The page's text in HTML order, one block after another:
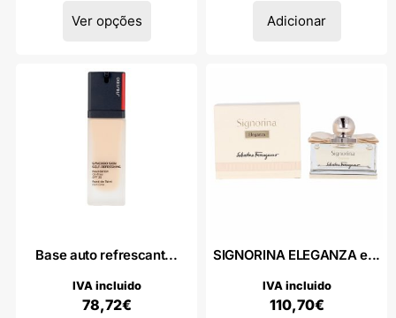
Ver opções Adicionar
Base auto refrescant...
78,72€
IVA incluido
SIGNORINA ELEGANZA e...
110,70€
IVA incluido